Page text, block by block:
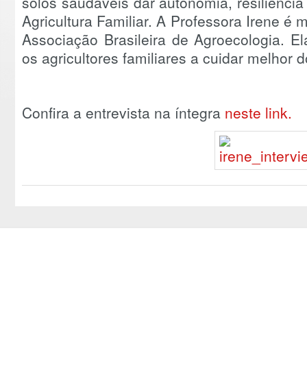
Agricultura Familiar. A Professora Irene é
Associação Brasileira de Agroecologia.
os agricultores familiares a cuidar melhor
Confira a entrevista na íntegra neste link.